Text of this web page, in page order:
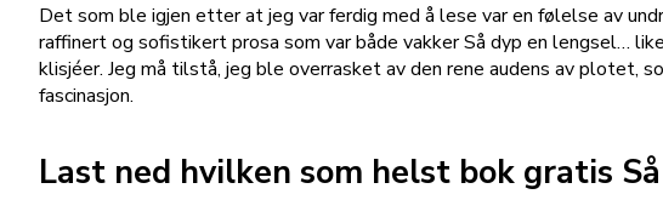
Det som ble igjen etter at jeg var ferdig med å lese var en følelse av
raffinert og sofistikert prosa som var både vakker Så dyp en lengsel…
klisjéer. Jeg må tilstå, jeg ble overrasket av den rene audens av plotet,
fascinasjon.
Last ned hvilken som helst bok gratis